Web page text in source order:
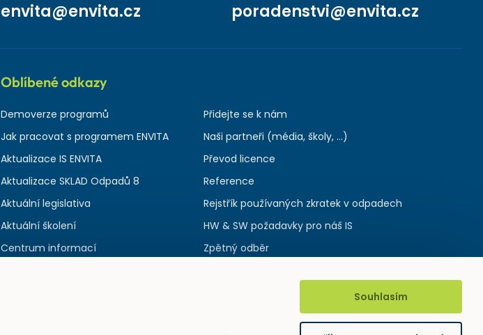
envita@envita.cz poradenstvi@envita.cz
Oblíbené odkazy
Demoverze programů
Jak pracovat s programem ENVITA
Aktualizace IS ENVITA
Aktualizace SKLAD Odpadů 8
Aktuální legislativa
Aktuální školení
Centrum informací
Přidejte se k nám
Naši partneři (média, školy, ...)
Převod licence
Reference
Rejstřík používaných zkratek v odpadech
HW & SW požadavky pro náš IS
Zpětný odběr
Souhlasím